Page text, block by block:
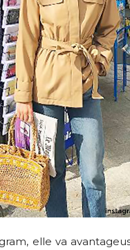
elle va